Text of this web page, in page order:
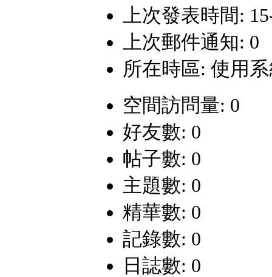
上次發表時間:
上次郵件通知: 0
所在時區: 使用
空間訪問量: 0
好友數: 0
帖子數: 0
主題數: 0
精華數: 0
記錄數: 0
日誌數: 0